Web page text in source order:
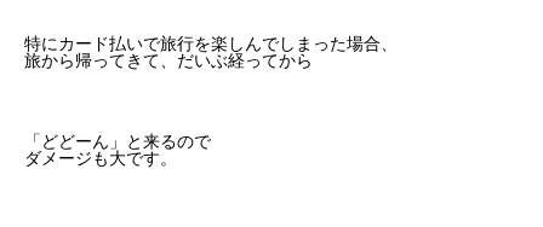
特にカード払いで旅行を楽しんでしまった場合、
旅から帰ってきて、だいぶ経ってから
「どどーん」と来るので
ダメージも大です。